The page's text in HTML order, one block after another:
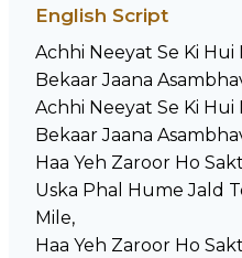
English Script
Achhi Neeyat Se Ki
Bekaar Jaana
Achhi Neeyat Se Ki
Bekaar Jaana
Haa Yeh Zaroor Ho
Uska Phal Hume Jald
Mile,
Haa Yeh Zaroor Ho